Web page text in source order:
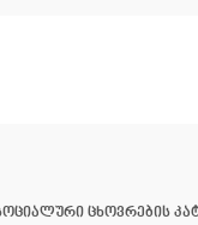
ცხოვრების